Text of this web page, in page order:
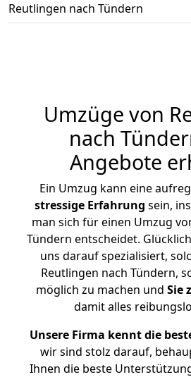
Reutlingen nach Tündern
Umzüge von
nach
Angebote
Ein Umzug kann eine
stressige Erfahrung sein,
man sich für einen Umzug
Tündern entscheidet.
uns darauf spezialisiert,
Reutlingen nach Tündern,
möglich zu machen und Sie
damit alles
Unsere Firma kennt die
wir sind stolz darauf,
Ihnen die beste